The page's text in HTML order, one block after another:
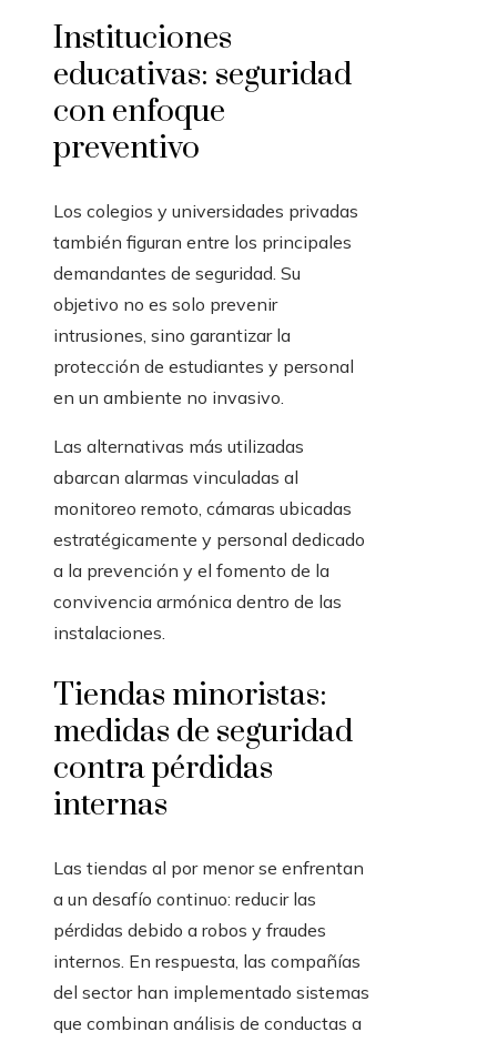
Instituciones
educativas: seguridad
con enfoque
preventivo
Los colegios y universidades privadas
también figuran entre los principales
demandantes de seguridad. Su
objetivo no es solo prevenir
intrusiones, sino garantizar la
protección de estudiantes y personal
en un ambiente no invasivo.
Las alternativas más utilizadas
abarcan alarmas vinculadas al
monitoreo remoto, cámaras ubicadas
estratégicamente y personal dedicado
a la prevención y el fomento de la
convivencia armónica dentro de las
instalaciones.
Tiendas minoristas:
medidas de seguridad
contra pérdidas
internas
Las tiendas al por menor se enfrentan
a un desafío continuo: reducir las
pérdidas debido a robos y fraudes
internos. En respuesta, las compañías
del sector han implementado sistemas
que combinan análisis de conductas a